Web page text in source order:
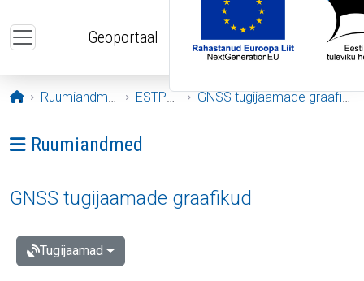
Geoportaal
Avaleht
Ruumiandmed ESTPOS GNSS tugijaamade graafikud
Ava menüü: Ruumiandmed
Ruumiandmed
GNSS tugijaamade graafikud
Tugijaamad